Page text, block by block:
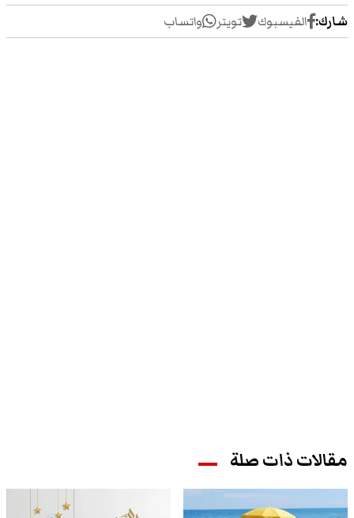
شارك: الفيسبوك تويتر واتساب
مقالات ذات صلة